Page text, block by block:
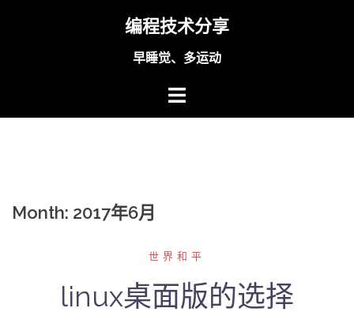
编程技术分享
早睡觉、多运动
Month: 2017年6月
世界和平
linux桌面版的选择